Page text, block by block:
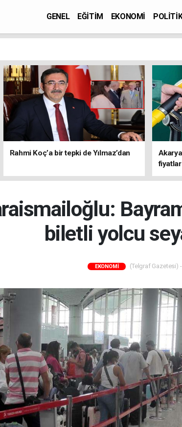
GENEL EĞİTİM EKONOMİ
Rahmi Koç’a bir tepki de Yılmaz’dan
fiyatlar
biletli yolcu
EKONOMİ (Telgraf Gazetesi)